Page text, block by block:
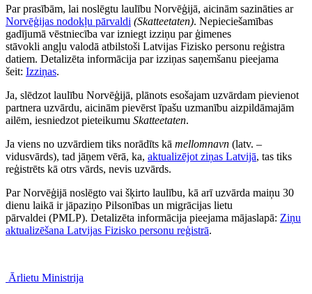
Par prasībām, lai noslēgtu laulību Norvēģijā, aicinām sazināties ar
Norvēģijas nodokļu pārvaldi (Skatteetaten). Nepieciešamības
gadījumā vēstniecība var izniegt izziņu par ģimenes
stāvokli angļu valodā atbilstoši Latvijas Fizisko personu reģistra
datiem. Detalizēta informācija par izziņas saņemšanu pieejama
šeit: Izziņas.
Ja, slēdzot laulību Norvēģijā, plānots esošajam uzvārdam pievienot
partnera uzvārdu, aicinām pievērst īpašu uzmanību aizpildāmajām
ailēm, iesniedzot pieteikumu Skatteetaten.
Ja viens no uzvārdiem tiks norādīts kā mellomnavn (latv. –
vidusvārds), tad jāņem vērā, ka, aktualizējot ziņas Latvijā, tas tiks
reģistrēts kā otrs vārds, nevis uzvārds.
Par Norvēģijā noslēgto vai šķirto laulību, kā arī uzvārda maiņu 30
dienu laikā ir jāpaziņo Pilsonības un migrācijas lietu
pārvaldei (PMLP). Detalizēta informācija pieejama mājaslapā: Ziņu
aktualizēšana Latvijas Fizisko personu reģistrā.
Ārlietu Ministrija